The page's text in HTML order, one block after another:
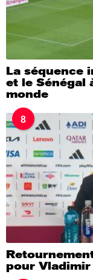
La séquence
et le Sénégal
monde
8
pour Vladimir